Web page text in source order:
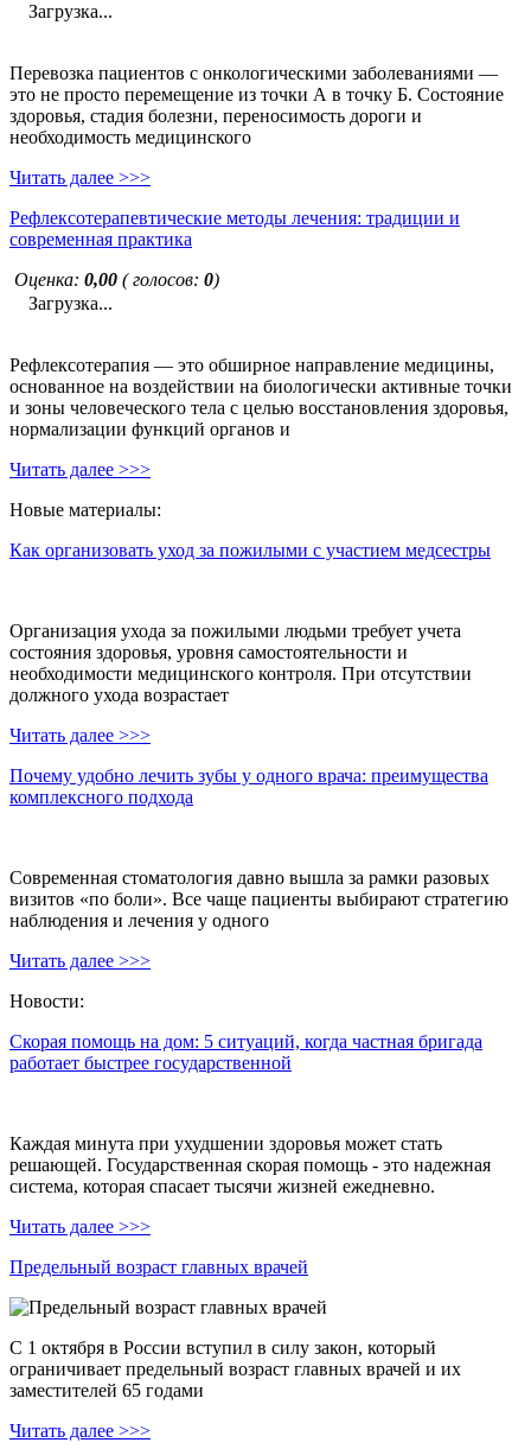
Загрузка...
Перевозка пациентов с онкологическими заболеваниями —
это не просто перемещение из точки А в точку Б. Состояние
здоровья, стадия болезни, переносимость дороги и
необходимость медицинского
Читать далее >>>
Рефлексотерапевтические методы лечения: традиции и
современная практика
Оценка: 0,00 ( голосов: 0)
Загрузка...
Рефлексотерапия — это обширное направление медицины,
основанное на воздействии на биологически активные точки
и зоны человеческого тела с целью восстановления здоровья,
нормализации функций органов и
Читать далее >>>
Новые материалы:
Как организовать уход за пожилыми с участием медсестры
Организация ухода за пожилыми людьми требует учета
состояния здоровья, уровня самостоятельности и
необходимости медицинского контроля. При отсутствии
должного ухода возрастает
Читать далее >>>
Почему удобно лечить зубы у одного врача: преимущества
комплексного подхода
Современная стоматология давно вышла за рамки разовых
визитов «по боли». Все чаще пациенты выбирают стратегию
наблюдения и лечения у одного
Читать далее >>>
Новости:
Скорая помощь на дом: 5 ситуаций, когда частная бригада
работает быстрее государственной
Каждая минута при ухудшении здоровья может стать
решающей. Государственная скорая помощь - это надежная
система, которая спасает тысячи жизней ежедневно.
Читать далее >>>
Предельный возраст главных врачей
С 1 октября в России вступил в силу закон, который
ограничивает предельный возраст главных врачей и их
заместителей 65 годами
Читать далее >>>